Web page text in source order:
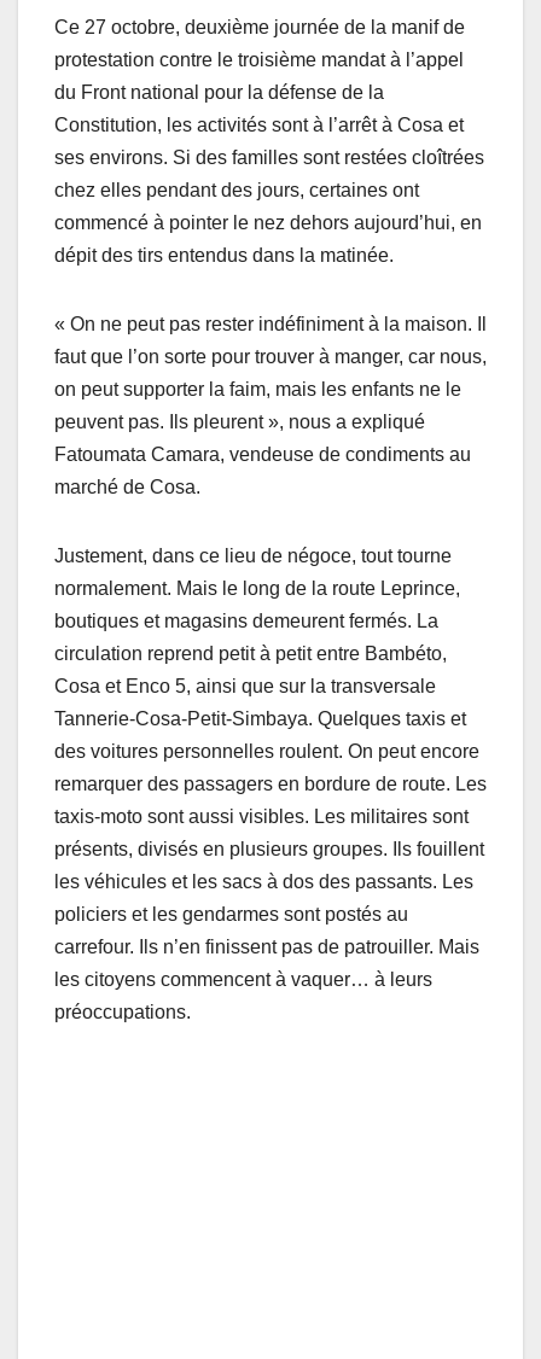
Ce 27 octobre, deuxième journée de la manif de
protestation contre le troisième mandat à l’appel
du Front national pour la défense de la
Constitution, les activités sont à l’arrêt à Cosa et
ses environs. Si des familles sont restées cloîtrées
chez elles pendant des jours, certaines ont
commencé à pointer le nez dehors aujourd’hui, en
dépit des tirs entendus dans la matinée.
« On ne peut pas rester indéfiniment à la maison. Il
faut que l’on sorte pour trouver à manger, car nous,
on peut supporter la faim, mais les enfants ne le
peuvent pas. Ils pleurent », nous a expliqué
Fatoumata Camara, vendeuse de condiments au
marché de Cosa.
Justement, dans ce lieu de négoce, tout tourne
normalement. Mais le long de la route Leprince,
boutiques et magasins demeurent fermés. La
circulation reprend petit à petit entre Bambéto,
Cosa et Enco 5, ainsi que sur la transversale
Tannerie-Cosa-Petit-Simbaya. Quelques taxis et
des voitures personnelles roulent. On peut encore
remarquer des passagers en bordure de route. Les
taxis-moto sont aussi visibles. Les militaires sont
présents, divisés en plusieurs groupes. Ils fouillent
les véhicules et les sacs à dos des passants. Les
policiers et les gendarmes sont postés au
carrefour. Ils n’en finissent pas de patrouiller. Mais
les citoyens commencent à vaquer… à leurs
préoccupations.